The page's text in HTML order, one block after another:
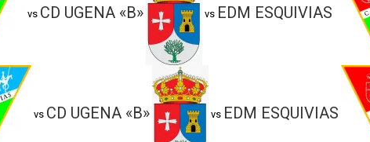
vs CD UGENA «B» vs EDM ESQUIVIAS
vs CD UGENA «B» vs EDM ESQUIVIAS